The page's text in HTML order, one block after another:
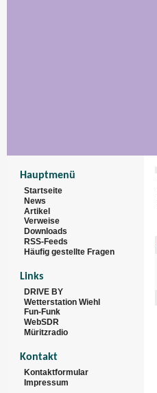
Hauptmenü
Startseite
News
Artikel
Verweise
Downloads
RSS-Feeds
Häufig gestellte Fragen
Links
DRIVE BY
Wetterstation Wiehl
Fun-Funk
WebSDR
Müritzradio
Kontakt
Kontaktformular
Impressum